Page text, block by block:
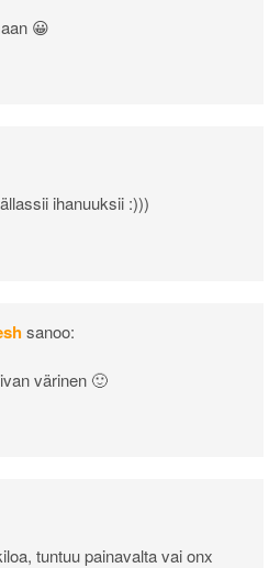
😀
ihanuuksii :)))
sanoo:
värinen 🙂
tuntuu painavalta vai onx